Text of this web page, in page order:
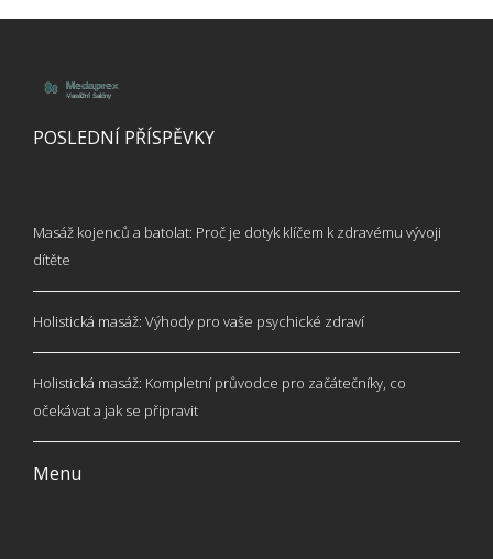
POSLEDNÍ PŘÍSPĚVKY
Masáž kojenců a batolat: Proč je dotyk klíčem k zdravému vývoji
dítěte
Holistická masáž: Výhody pro vaše psychické zdraví
Holistická masáž: Kompletní průvodce pro začátečníky, co
očekávat a jak se připravit
Menu